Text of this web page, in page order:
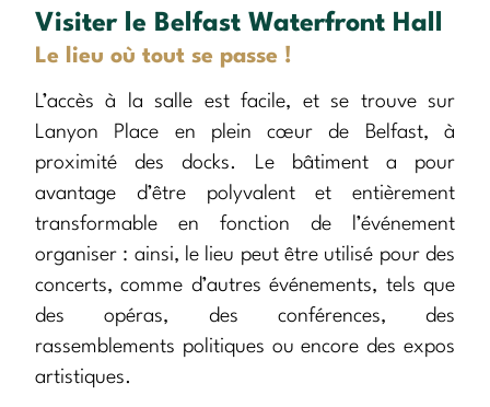
Visiter le Belfast Waterfront Hall
Le lieu où tout se passe !
L’accès à la salle est facile, et se trouve sur
Lanyon Place en plein cœur de Belfast, à
proximité des docks. Le bâtiment a pour
avantage d’être polyvalent et entièrement
transformable en fonction de l’événement
organiser : ainsi, le lieu peut être utilisé pour des
concerts, comme d’autres événements, tels que
des opéras, des conférences, des
rassemblements politiques ou encore des expos
artistiques.